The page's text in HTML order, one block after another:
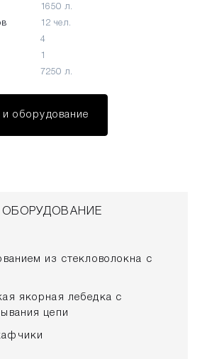
1650 л.
12 чел.
4
1
7250 л.
оборудование
ОБОРУДОВАНИЕ
из стекловолокна с
якорная лебедка с
цепи